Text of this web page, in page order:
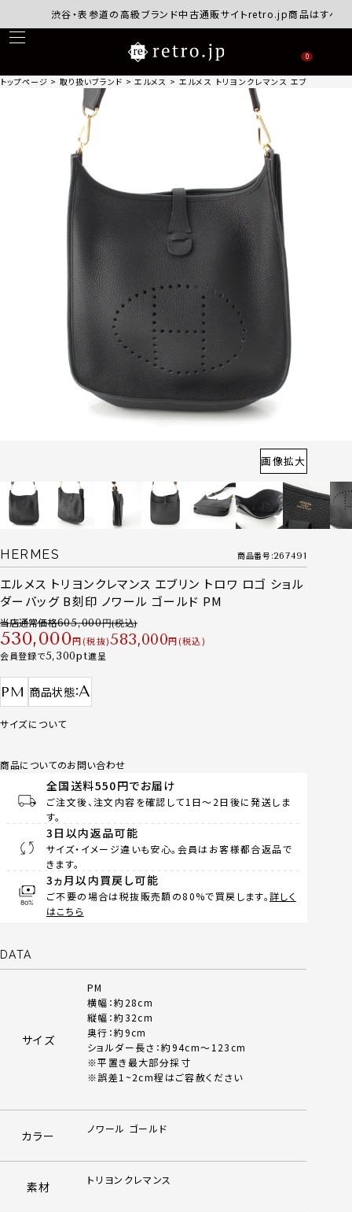
渋谷・表参道の高級ブランド中古通販サイトretro.jp商品はすべて正規
0
トップページ 取り扱いブランド エルメス エルメス トリヨンクレマンス エブリン トロ
画像拡大
HERMES 商品番号 267491
エルメス トリヨンクレマンス エブリン トロワ ロゴ ショル
ダーバッグ B刻印 ノワール ゴールド PM
当店通常価格605,000
530,000 税抜 583,000
税込
会員登録で5,300 進呈
PM 商品状態 A
サイズについて
商品についてのお問い合わせ
全国送料550円でお届け
ご注文後、注文内容を確認して1日～2日後に発送しま
す。
3日以内返品可能
サイズ・イメージ違いも安心。会員はお客様都合返品で
きます。
3ヵ月以内買戻し可能
ご不要の場合は税抜販売額の80%で買戻します。詳しく
はこちら
DATA
サイズ
PM
横幅：約28cm
縦幅：約32cm
奥行：約9cm
ショルダー長さ：約94cm～123cm
※平置き最大部分採寸
※誤差1~2cm程はご容赦ください
カラー ノワール ゴールド
素材 トリヨンクレマンス